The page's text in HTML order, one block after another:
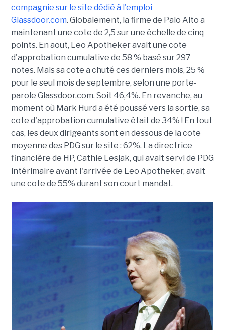
compagnie sur le site dédié à l'emploi
Glassdoor.com. Globalement, la firme de Palo Alto a
maintenant une cote de 2,5 sur une échelle de cinq
points. En aout, Leo Apotheker avait une cote
d'approbation cumulative de 58 % basé sur 297
notes. Mais sa cote a chuté ces derniers mois, 25 %
pour le seul mois de septembre, selon une porte-
parole Glassdoor.com. Soit 46,4%. En revanche, au
moment où Mark Hurd a été poussé vers la sortie, sa
cote d'approbation cumulative était de 34% ! En tout
cas, les deux dirigeants sont en dessous de la cote
moyenne des PDG sur le site : 62%. La directrice
financière de HP, Cathie Lesjak, qui avait servi de PDG
intérimaire avant l'arrivée de Leo Apotheker, avait
une cote de 55% durant son court mandat.